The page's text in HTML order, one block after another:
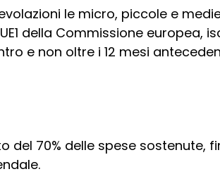
le micro, piccole e
della Commissione
e non oltre i 12 mesi
del 70% delle spese sostenute,